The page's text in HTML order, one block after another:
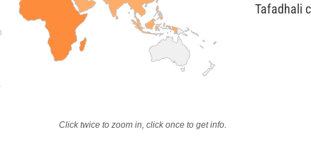
Click twice to zoom in, click once to get info.
Tafadhali